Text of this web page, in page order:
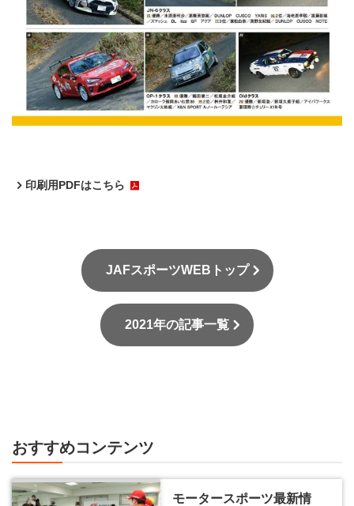
印刷用PDFはこちら
JAFスポーツWEBトップ
2021年の記事一覧
おすすめコンテンツ
モータースポーツ最新情